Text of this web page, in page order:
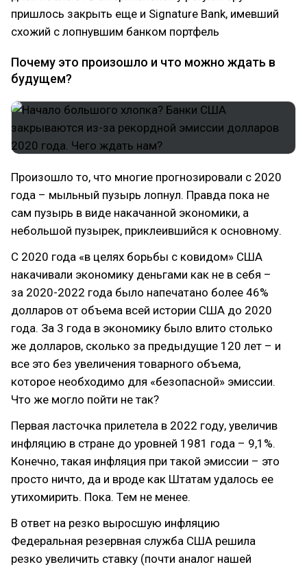
пришлось закрыть еще и Signature Bank, имевший
схожий с лопнувшим банком портфель
Почему это произошло и что можно ждать в
будущем?
Произошло то, что многие прогнозировали с 2020
года – мыльный пузырь лопнул. Правда пока не
сам пузырь в виде накачанной экономики, а
небольшой пузырек, приклеившийся к основному.
С 2020 года «в целях борьбы с ковидом» США
накачивали экономику деньгами как не в себя –
за 2020-2022 года было напечатано более 46%
долларов от объема всей истории США до 2020
года. За 3 года в экономику было влито столько
же долларов, сколько за предыдущие 120 лет – и
все это без увеличения товарного объема,
которое необходимо для «безопасной» эмиссии.
Что же могло пойти не так?
Первая ласточка прилетела в 2022 году, увеличив
инфляцию в стране до уровней 1981 года – 9,1%.
Конечно, такая инфляция при такой эмиссии – это
просто ничто, да и вроде как Штатам удалось ее
утихомирить. Пока. Тем не менее.
В ответ на резко выросшую инфляцию
Федеральная резервная служба США решила
резко увеличить ставку (почти аналог нашей